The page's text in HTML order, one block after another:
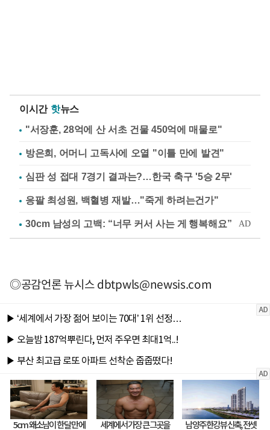
이시간 핫뉴스
"서장훈, 28억에 산 서초 건물 450억에 매물로"
방은희, 어머니 고독사에 오열 "이틀 만에 발견"
심판 성 접대 7경기 결과는?…한국 축구 '5승 2무'
응팔 최성원, 백혈병 재발…"죽게 하려는건가"
◎공감언론 뉴시스dbtpwls@newsis.com